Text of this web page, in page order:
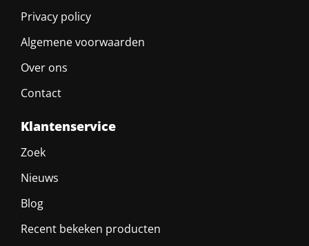
Privacy policy
Algemene voorwaarden
Over ons
Contact
Klantenservice
Zoek
Nieuws
Blog
Recent bekeken producten